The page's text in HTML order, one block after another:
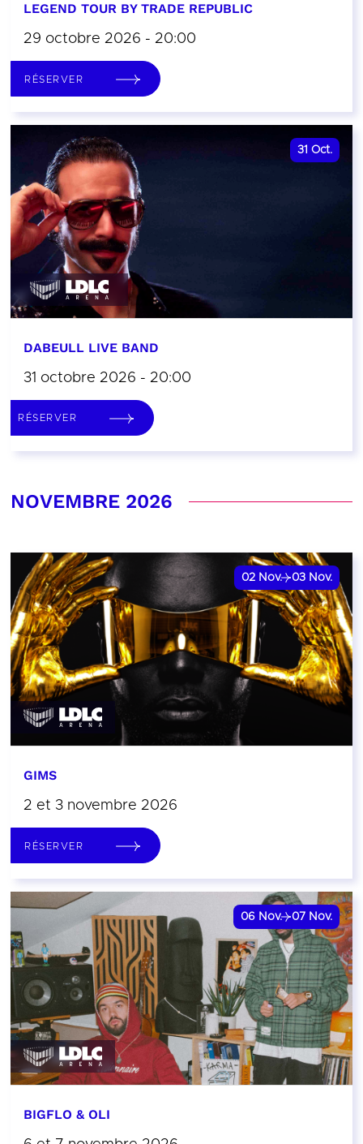
LEGEND TOUR BY TRADE REPUBLIC
29 octobre 2026 - 20:00
RÉSERVER
31 Oct.
DABEULL LIVE BAND
31 octobre 2026 - 20:00
RÉSERVER
NOVEMBRE 2026
02 Nov. 03 Nov.
GIMS
2 et 3 novembre 2026
RÉSERVER
06 Nov. 07 Nov.
BIGFLO & OLI